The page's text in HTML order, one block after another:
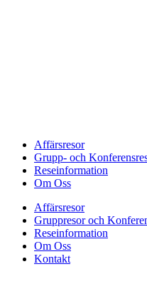
Affärsresor
Grupp- och
Reseinformation
Om Oss
Affärsresor
Gruppresor och
Reseinformation
Om Oss
Kontakt